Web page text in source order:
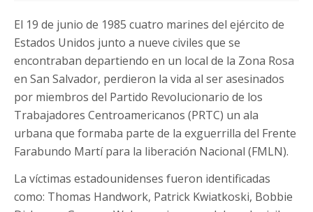
El 19 de junio de 1985 cuatro marines del ejército de
Estados Unidos junto a nueve civiles que se
encontraban departiendo en un local de la Zona Rosa
en San Salvador, perdieron la vida al ser asesinados
por miembros del Partido Revolucionario de los
Trabajadores Centroamericanos (PRTC) un ala
urbana que formaba parte de la exguerrilla del Frente
Farabundo Martí para la liberación Nacional (FMLN).
La víctimas estadounidenses fueron identificadas
como: Thomas Handwork, Patrick Kwiatkoski, Bobbie